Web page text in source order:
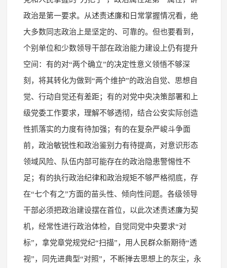
政治是第一要求。从述责述廉和日常掌握情况看，绝
大多数同志政治上是坚定的、可靠的。但也要看到，
个别单位和少数领导干部在政治能力建设上仍有提升
空间：有的对“两个确立”的决定性意义领悟不够深
刻，将其转化为做到“两个维护”的政治自觉、思想自
觉、行动自觉还有差距；有的对党中央决策部署和上
级党委工作要求，理解不够透彻，结合公安实际创造
性抓落实的力度有待加强；有的在复杂严峻斗争面
前，政治敏锐性和政治鉴别力有待提高，对意识形态
领域风险、队伍内部可能存在的政治隐患警惕性不
足；有的执行政治纪律和政治规矩不够严格彻底，存
在“七个有之”方面的苗头性、倾向性问题。各级领导
干部必须把政治建设摆在首位，以此次述责述廉为契
机，经常性进行政治体检，自觉同党中央要求“对
标”，拿党章党规党纪“扫描”，用人民群众新期待“透
视”，同先进典型“对照”，不断掸去思想上的灰尘，永